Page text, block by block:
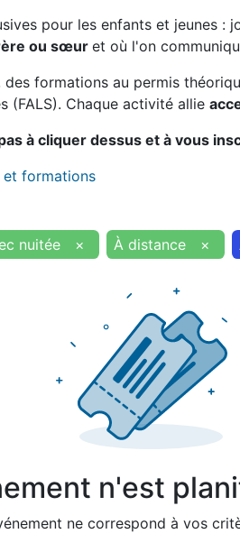
pour les enfants et jeunes :
ou sœuret où l'on
formations au permis
(FALS). Chaque activité allie
à cliquer dessus et à vous
et formations
nuitée × À distance ×
n'est
ne correspond à vos